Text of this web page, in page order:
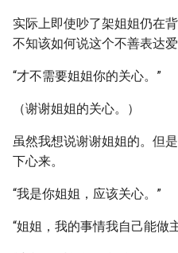
实际上即使吵了架姐姐仍在
不知该如何说这个不善表达爱
“才不需要姐姐你的关心。”
（谢谢姐姐的关心。）
虽然我想说谢谢姐姐的。但
下心来。
“我是你姐姐，应该关心。”
“姐姐，我的事情我自己能做